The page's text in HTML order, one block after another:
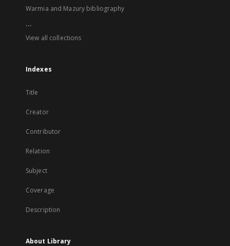
Warmia and Mazury bibliography
...
View all collections
Indexes
Title
Creator
Contributor
Relation
Subject
Coverage
Description
About Library